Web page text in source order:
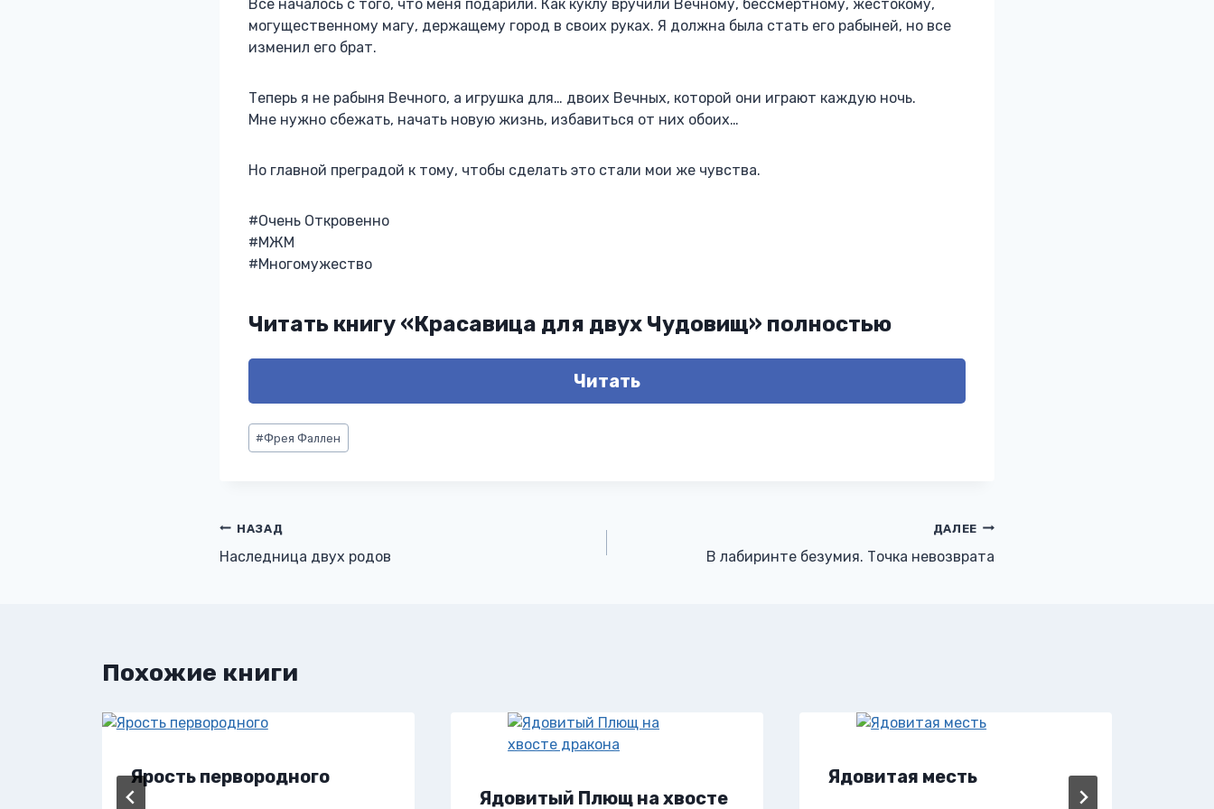
Все началось с того, что меня подарили. Как куклу вручили Вечному, бессмертному, жестокому,
могущественному магу, держащему город в своих руках. Я должна была стать его рабыней, но все
изменил его брат.
Теперь я не рабыня Вечного, а игрушка для… двоих Вечных, которой они играют каждую ночь.
Мне нужно сбежать, начать новую жизнь, избавиться от них обоих…
Но главной преградой к тому, чтобы сделать это стали мои же чувства.
#Очень Откровенно
#МЖМ
#Многомужество
Читать книгу «Красавица для двух Чудовищ» полностью
Читать
Метки
записи:
#Фрея Фаллен
Навигация
по
НАЗАД
Наследница двух родов
ДАЛЕЕ
В лабиринте безумия. Точка невозврата
Похожие книги
Ярость первородного
Ядовитый Плющ на хвосте
Ядовитая месть